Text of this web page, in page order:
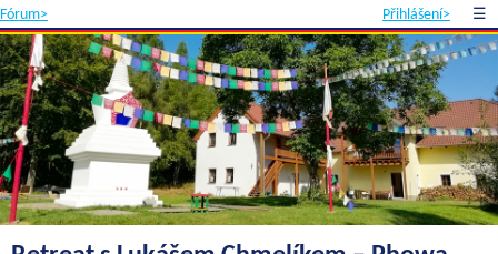
Fórum> Přihlášení> ☰